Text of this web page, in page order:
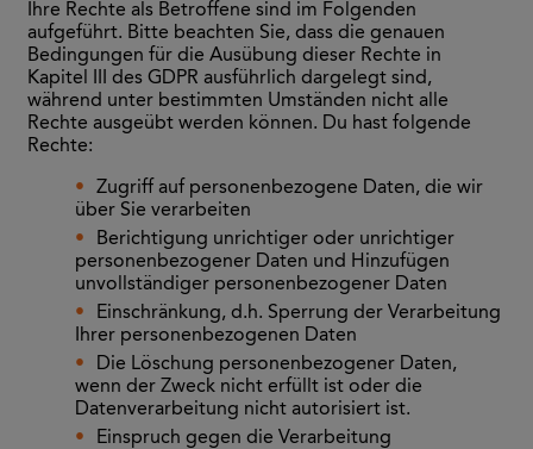
Ihre Rechte als Betroffene sind im Folgenden
aufgeführt. Bitte beachten Sie, dass die genauen
Bedingungen für die Ausübung dieser Rechte in
Kapitel III des GDPR ausführlich dargelegt sind,
während unter bestimmten Umständen nicht alle
Rechte ausgeübt werden können. Du hast folgende
Rechte:
Zugriff auf personenbezogene Daten, die wir
über Sie verarbeiten
Berichtigung unrichtiger oder unrichtiger
personenbezogener Daten und Hinzufügen
unvollständiger personenbezogener Daten
Einschränkung, d.h. Sperrung der Verarbeitung
Ihrer personenbezogenen Daten
Die Löschung personenbezogener Daten,
wenn der Zweck nicht erfüllt ist oder die
Datenverarbeitung nicht autorisiert ist.
Einspruch gegen die Verarbeitung